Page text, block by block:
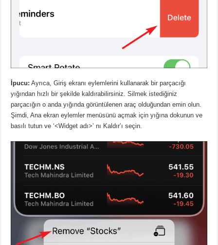
İpucu: Ayrıca, Giriş ekranı eylemlerini kullanarak bir parçacığı
yığından hızlı bir şekilde kaldırabilirsiniz. Silmek istediğiniz
parçacığın o anda yığında görüntülenen araç olduğundan emin olun.
Şimdi, Ana ekran eylemler menüsünü açmak için yığına dokunun ve
basılı tutun ve ‘<Widget adı>’ nı Kaldır’ı seçin.